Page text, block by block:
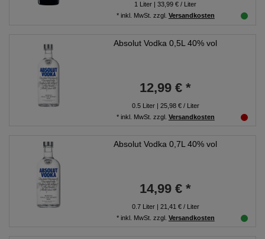
1 Liter | 33,99 € / Liter
* inkl. MwSt. zzgl. Versandkosten
Absolut Vodka 0,5L 40% vol
12,99 € *
0.5Liter| 25,98 € / Liter
* inkl. MwSt. zzgl. Versandkosten
Absolut Vodka 0,7L 40% vol
14,99 € *
0.7Liter| 21,41 € / Liter
* inkl. MwSt. zzgl. Versandkosten